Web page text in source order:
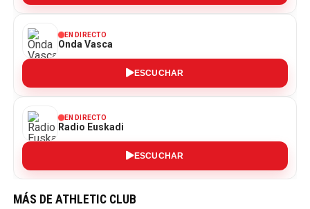
EN DIRECTO
Onda Vasca
ESCUCHAR
EN DIRECTO
Radio Euskadi
ESCUCHAR
MÁS DE ATHLETIC CLUB